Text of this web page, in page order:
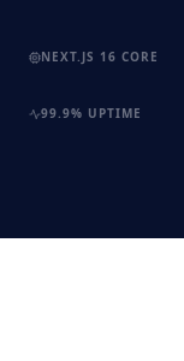
NEXT.JS 16 CORE
99.9% UPTIME